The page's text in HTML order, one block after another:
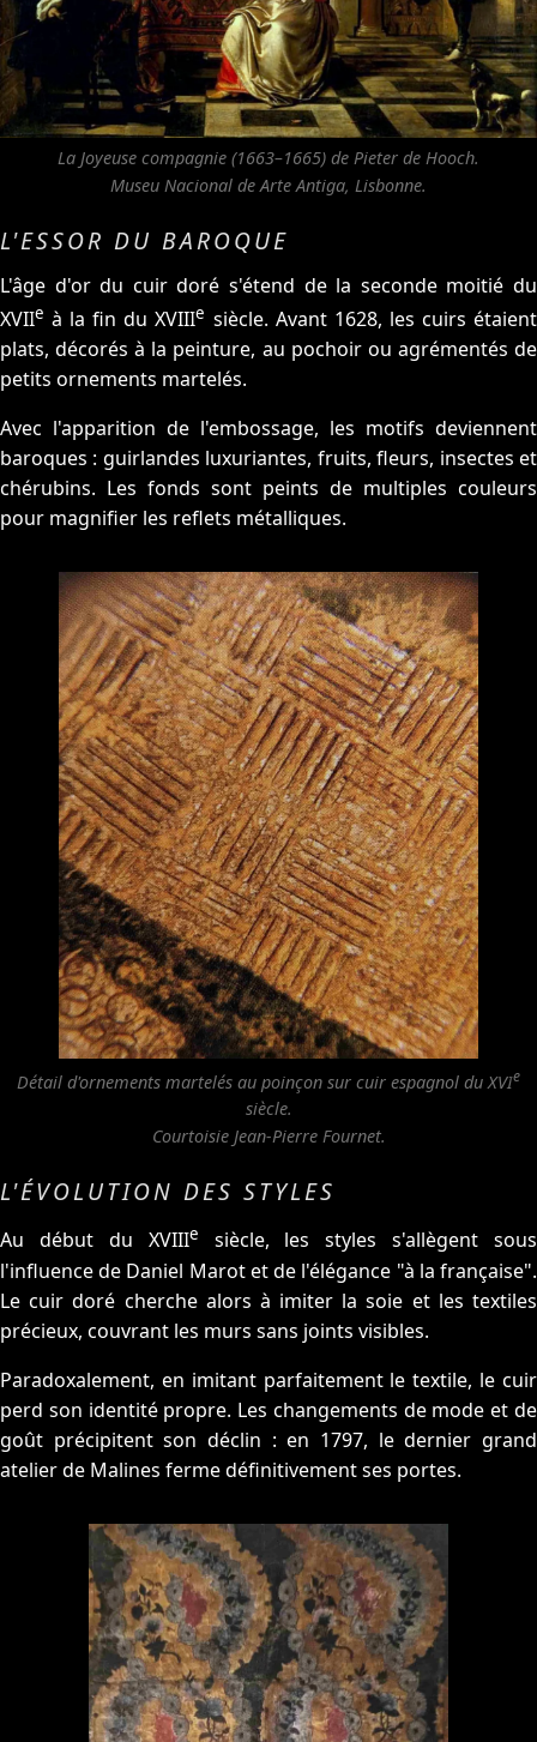
La Joyeuse compagnie (1663–1665) de Pieter de Hooch.
Museu Nacional de Arte Antiga, Lisbonne.
L'ESSOR DU BAROQUE
L'âge d'or du cuir doré s'étend de la seconde moitié du
XVIIe à la fin du XVIIIe siècle. Avant 1628, les cuirs étaient
plats, décorés à la peinture, au pochoir ou agrémentés de
petits ornements martelés.
Avec l'apparition de l'embossage, les motifs deviennent
baroques : guirlandes luxuriantes, fruits, fleurs, insectes et
chérubins. Les fonds sont peints de multiples couleurs
pour magnifier les reflets métalliques.
Détail d'ornements martelés au poinçon sur cuir espagnol du XVIe
siècle.
Courtoisie Jean-Pierre Fournet.
L'ÉVOLUTION DES STYLES
Au début du XVIIIe
siècle, les styles s'allègent sous
l'influence de Daniel Marot et de l'élégance "à la française".
Le cuir doré cherche alors à imiter la soie et les textiles
précieux, couvrant les murs sans joints visibles.
Paradoxalement, en imitant parfaitement le textile, le cuir
perd son identité propre. Les changements de mode et de
goût précipitent son déclin : en 1797, le dernier grand
atelier de Malines ferme définitivement ses portes.